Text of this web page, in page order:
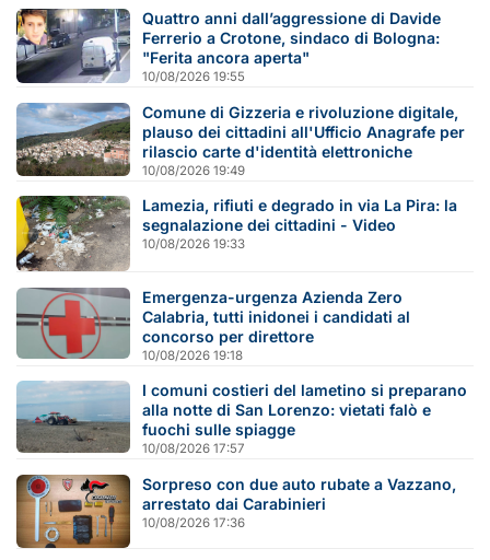
Quattro anni dall’aggressione di Davide
Ferrerio a Crotone, sindaco di Bologna:
"Ferita ancora aperta"
10/08/2026 19:55
Comune di Gizzeria e rivoluzione digitale,
plauso dei cittadini all'Ufficio Anagrafe per
rilascio carte d'identità elettroniche
10/08/2026 19:49
Lamezia, rifiuti e degrado in via La Pira: la
segnalazione dei cittadini - Video
10/08/2026 19:33
Emergenza-urgenza Azienda Zero
Calabria, tutti inidonei i candidati al
concorso per direttore
10/08/2026 19:18
I comuni costieri del lametino si preparano
alla notte di San Lorenzo: vietati falò e
fuochi sulle spiagge
10/08/2026 17:57
Sorpreso con due auto rubate a Vazzano,
arrestato dai Carabinieri
10/08/2026 17:36